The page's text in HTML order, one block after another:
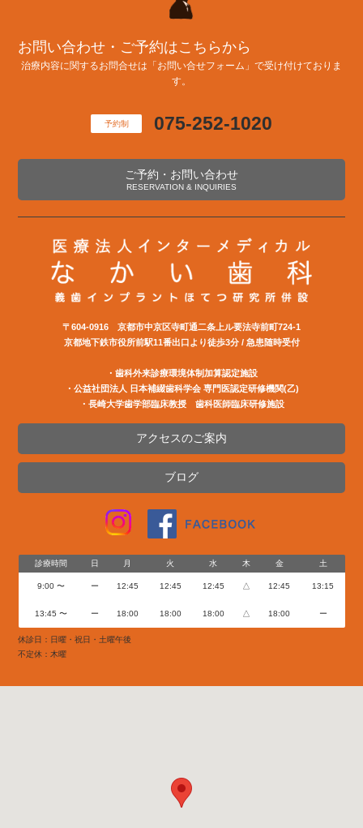
お問い合わせ・ご予約はこちらから
治療内容に関するお問合せは「お問い合せフォーム」で受け付けておりま
す。
予約制 075-252-1020
ご予約・お問い合わせ
RESERVATION & INQUIRIES
〒604-0916 京都市中京区寺町通二条上ル要法寺前町724-1
京都地下鉄市役所前駅11番出口より徒歩3分 / 急患随時受付
・歯科外来診療環境体制加算認定施設
・公益社団法⼈ ⽇本補綴⻭科学会 専⾨医認定研修機関(⼄)
・長崎大学歯学部臨床教授 歯科医師臨床研修施設
アクセスのご案内
ブログ
診療時間 日 月 火 水 木 金 土
9:00 〜 ー 12:45 12:45 12:45 △ 12:45 13:15
13:45 〜 ー 18:00 18:00 18:00 △ 18:00 ー
休診日：日曜・祝日・土曜午後
不定休：木曜